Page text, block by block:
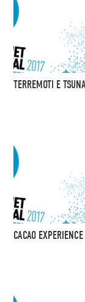
TERREMOTI E
CACAO EXPERIENCE